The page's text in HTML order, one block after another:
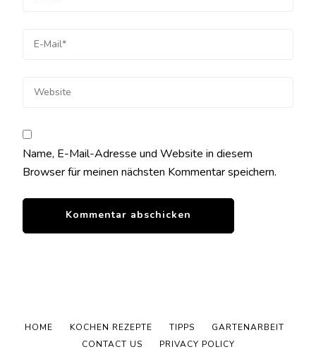
Name, E-Mail-Adresse und Website in diesem
Browser für meinen nächsten Kommentar speichern.
HOME KOCHEN REZEPTE TIPPS
GARTENARBEIT
CONTACT US
PRIVACY POLICY